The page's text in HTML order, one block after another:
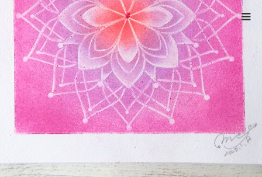
ホーム DSCF5211
Warning: ltrim() expects parameter 1 to be string, object given
in/home/xs524725/reiki-kumamoto.com/public_html/wp-
includes/formatting.phpon line4343
DSCF5211
2023.01.11